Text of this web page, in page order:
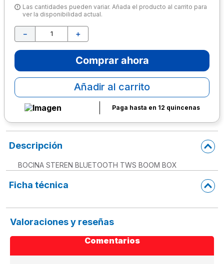
Las cantidades pueden variar. Añada el producto al carrito para
ver la disponibilidad actual.
＋
－
Comprar ahora
Añadir al carrito
Paga hasta en 12 quincenas
Descripción
BOCINA STEREN BLUETOOTH TWS BOOM BOX
Ficha técnica
Valoraciones y reseñas
Comentarios
10 . lapiz